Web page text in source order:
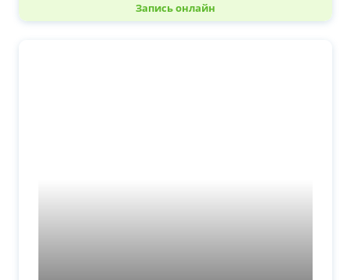
Запись онлайн